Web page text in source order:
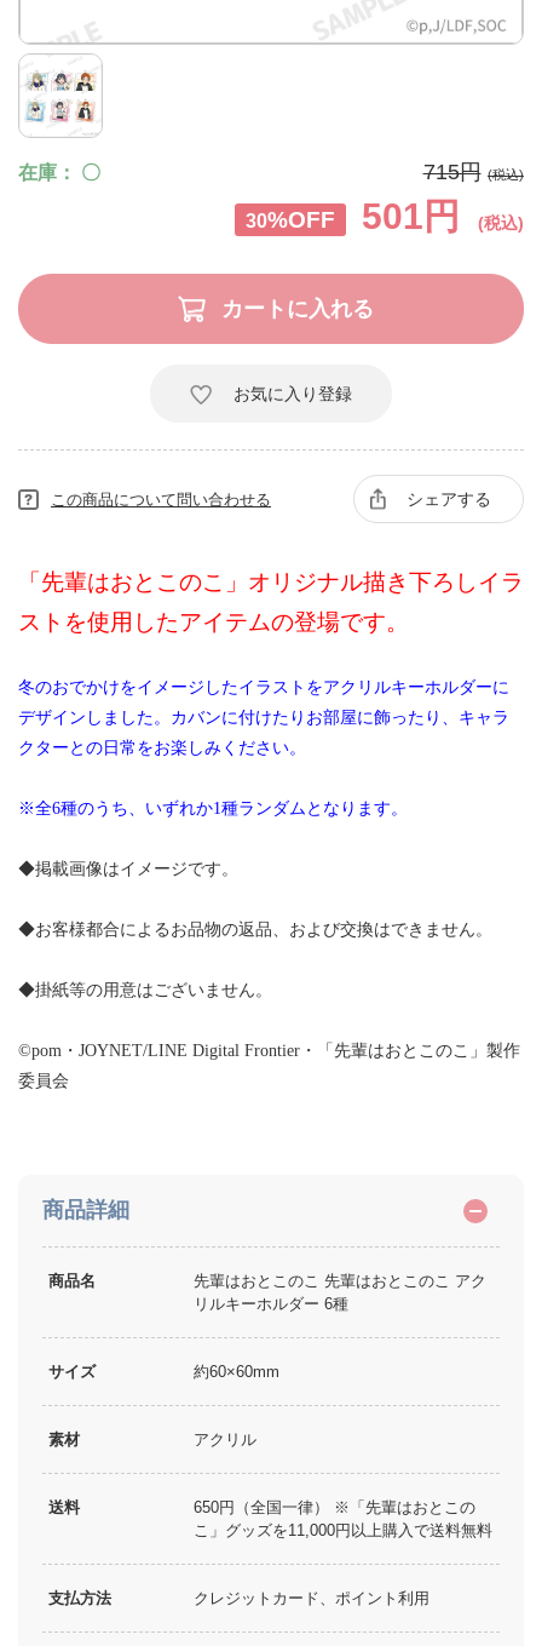
在庫 〇 715円
30%OFF 501円
お気に入り登録
この商品について問い合わせる シェアする
商品詳細
商品名
先輩はおとこのこ 先輩はおとこのこ アク
リルキーホルダー 6種
サイズ 約60×60mm
素材 アクリル
送料
650円（全国一律） ※「先輩はおとこの
こ」グッズを11,000円以上購入で送料無料
支払方法 クレジットカード、ポイント利用
「先輩はおとこのこ」オリジナル描き下ろしイラ
ストを使用したアイテムの登場です。
冬のおでかけをイメージしたイラストをアクリルキーホルダーに
デザインしました。カバンに付けたりお部屋に飾ったり、キャラ
クターとの日常をお楽しみください。
※全6種のうち、いずれか1種ランダムとなります。
◆掲載画像はイメージです。
◆お客様都合によるお品物の返品、および交換はできません。
◆掛紙等の用意はございません。
©pom・JOYNET/LINE Digital Frontier・「先輩はおとこのこ」製作
委員会